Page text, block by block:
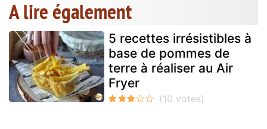
A lire également
5 recettes irrésistibles à
base de pommes de
terre à réaliser au Air
Fryer